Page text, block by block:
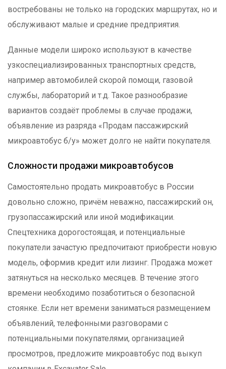
востребованы не только на городских маршрутах, но и
обслуживают малые и средние предприятия.
Данные модели широко используют в качестве
узкоспециализированных транспортных средств,
например автомобилей скорой помощи, газовой
службы, лабораторий и т.д. Такое разнообразие
вариантов создаёт проблемы в случае продажи,
объявление из разряда «Продам пассажирский
микроавтобус б/у» может долго не найти покупателя.
Сложности продажи микроавтобусов
Самостоятельно продать микроавтобус в России
довольно сложно, причём неважно, пассажирский он,
грузопассажирский или иной модификации.
Спецтехника дорогостоящая, и потенциальные
покупатели зачастую предпочитают приобрести новую
модель, оформив кредит или лизинг. Продажа может
затянуться на несколько месяцев. В течение этого
времени необходимо позаботиться о безопасной
стоянке. Если нет времени заниматься размещением
объявлений, телефонными разговорами с
потенциальными покупателями, организацией
просмотров, предложите микроавтобус под выкуп